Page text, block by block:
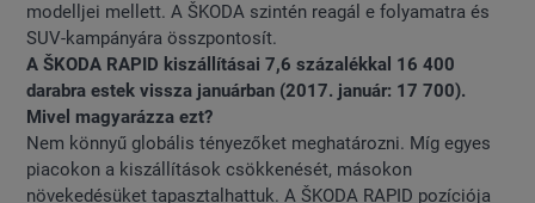
modelljei mellett. A ŠKODA szintén reagál e folyamatra és
SUV-kampányára összpontosít.
A ŠKODA RAPID kiszállításai 7,6 százalékkal 16 400
darabra estek vissza januárban (2017. január: 17 700).
Mivel magyarázza ezt?
Nem könnyű globális tényezőket meghatározni. Míg egyes
piacokon a kiszállítások csökkenését, másokon
növekedésüket tapasztalhattuk. A ŠKODA RAPID pozíciója